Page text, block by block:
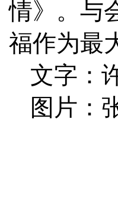
情》。与
福作为最
文字：
图片：